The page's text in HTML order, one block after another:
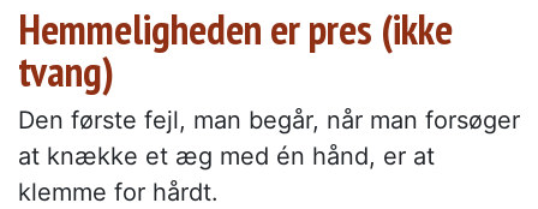
Hemmeligheden er pres (ikke
tvang)
Den første fejl, man begår, når man forsøger
at knække et æg med én hånd, er at
klemme for hårdt.